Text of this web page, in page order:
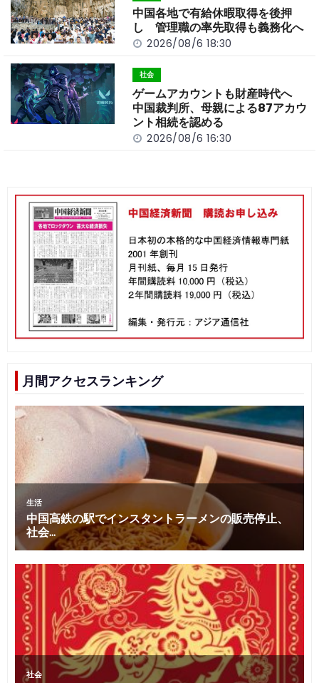
中国各地で有給休暇取得を後押
し 管理職の率先取得も義務化へ
2026/08/6 18:30
社会
ゲームアカウントも財産時代へ
中国裁判所、母親による87アカウ
ント相続を認める
2026/08/6 16:30
月間アクセスランキング